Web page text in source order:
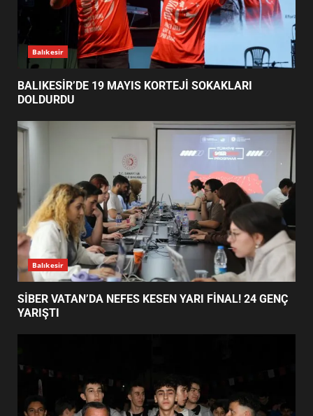
4
ALTIEYLÜL’DE 19 MAYIS ŞÖLENİ
SOKAKLARA TAŞTI
5
6
EDREMİT’TE 19 MAYIS COŞKUSU
MEYDANLARA TAŞTI
7
EDREMİT BELEDİYESİ BAYRAM
SEFERBERLİĞİ: TÜM İLÇE
HAZIRLANIYOR
Balıkesir
BALIKESİR’DE 19 MAYIS KORTEJİ SOKAKLARI
DOLDURDU
Balıkesir
SİBER VATAN’DA NEFES KESEN YARI FİNAL! 24 GENÇ
YARIŞTI